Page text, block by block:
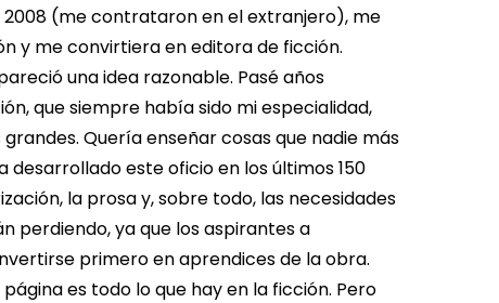
(me contrataron en el extranjero), me
y me convirtiera en editora de ficción.
una idea razonable. Pasé años
que siempre había sido mi especialidad,
Quería enseñar cosas que nadie más
desarrollado este oficio en los últimos 150
la prosa y, sobre todo, las necesidades
perdiendo, ya que los aspirantes a
primero en aprendices de la obra.
es todo lo que hay en la ficción. Pero